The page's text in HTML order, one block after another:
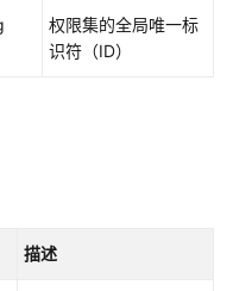
权限集的全局唯一标
识符（ID）
描述